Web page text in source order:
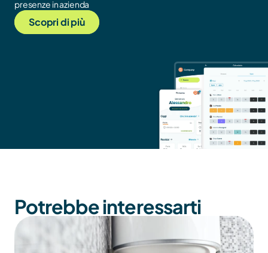
presenze in azienda
Scopri di più
Potrebbe interessarti